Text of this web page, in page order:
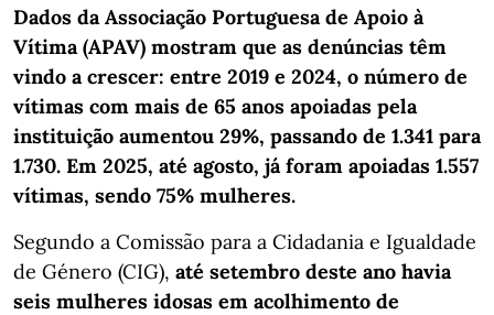
Dados da Associação Portuguesa de Apoio à
Vítima (APAV) mostram que as denúncias têm
vindo a crescer: entre 2019 e 2024, o número de
vítimas com mais de 65 anos apoiadas pela
instituição aumentou 29%, passando de 1.341 para
1.730. Em 2025, até agosto, já foram apoiadas 1.557
vítimas, sendo 75% mulheres.
Segundo a Comissão para a Cidadania e Igualdade
de Género (CIG), até setembro deste ano havia
seis mulheres idosas em acolhimento de